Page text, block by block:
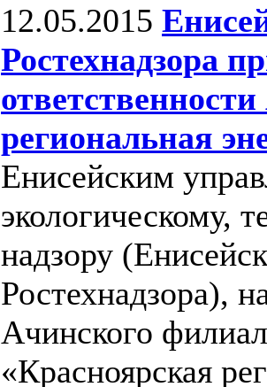
12.05.2015
Ростехнадзора
региональная
Енисейским
экологическому,
надзору
Ростехнадзора),
Ачинского
«Красноярская